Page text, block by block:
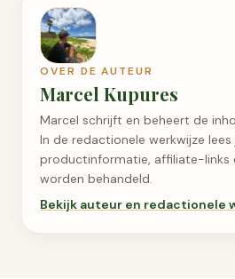
OVER DE AUTEUR
Marcel Kupures
Marcel schrijft en beheert de
In de redactionele werkwijze lees
productinformatie, affiliate-links
worden behandeld.
Bekijk auteur en redactionele